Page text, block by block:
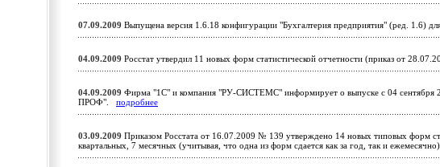
07.09.2009 Выпущена версия 1.6.18 конфигурации "Бухгалтерия предприятия" (ред. 1.6)
04.09.2009 Росстат утвердил 11 новых форм статистической отчетности (приказ от
04.09.2009 Фирма "1С" и компания "РУ-СИСТЕМС" информирует о выпуске с 04 сентября
ПРОФ". подробнее
03.09.2009 Приказом Росстата от 16.07.2009 № 139 утверждено 14 новых типовых форм
квартальных, 7 месячных (учитывая, что одна из форм сдается как за год, так и